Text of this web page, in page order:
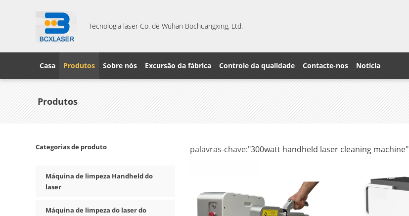
Tecnologia laser Co. de Wuhan Bochuangxing, Ltd.
Casa Produtos Sobre nós Excursão da fábrica Controle da qualidade Contacte-nos Notícia
Produtos
Categorias de produto
Máquina de limpeza Handheld do
laser
Máquina de limpeza do laser do
palavras-chave:"300watt handheld laser cleaning machine"